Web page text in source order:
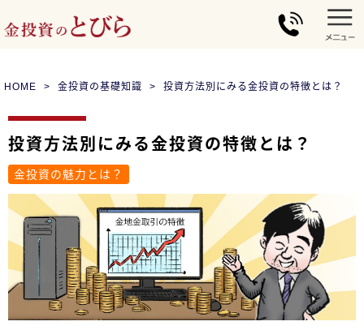
HOME 金投資の基礎知識 投資方法別にみる金投資の特徴とは？
投資方法別にみる金投資の特徴とは？
金投資の魅力とは？